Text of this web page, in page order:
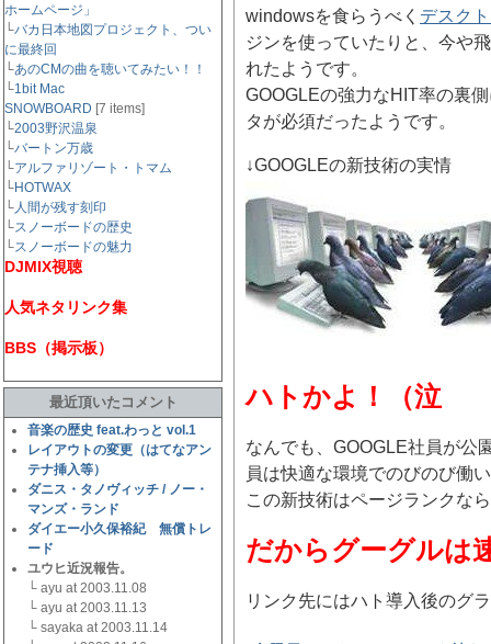
ホームページ」
└バカ日本地図プロジェクト、つい
に最終回
└あのCMの曲を聴いてみたい！！
└1bit Mac
SNOWBOARD [7 items]
└2003野沢温泉
└バートン万歳
└アルファリゾート・トマム
└HOTWAX
└人間が残す刻印
└スノーボードの歴史
└スノーボードの魅力
DJMIX視聴
人気ネタリンク集
BBS（掲示板）
最近頂いたコメント
音楽の歴史 feat.わっと vol.1
レイアウトの変更（はてなアン
テナ挿入等）
ダニス・タノヴィッチ / ノー・
マンズ・ランド
ダイエー小久保裕紀 無償トレ
ード
ユウヒ近況報告。
└ ayu at 2003.11.08
└ ayu at 2003.11.13
└ sayaka at 2003.11.14
windowsを食らうべく デスク
ジンを使っていたりと、今や
れたようです。
GOOGLEの強力なHIT率の裏
タが必須だったようです。
↓GOOGLEの新技術の実情
ハトかよ！（泣
なんでも、GOOGLE社員が公
員は快適な環境でのびのび働
この新技術はページランクな
だからグーグルは
リンク先にはハト導入後のグ